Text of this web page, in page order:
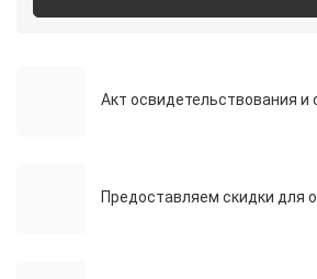
Акт освидетельствования и
Предоставляем скидки для